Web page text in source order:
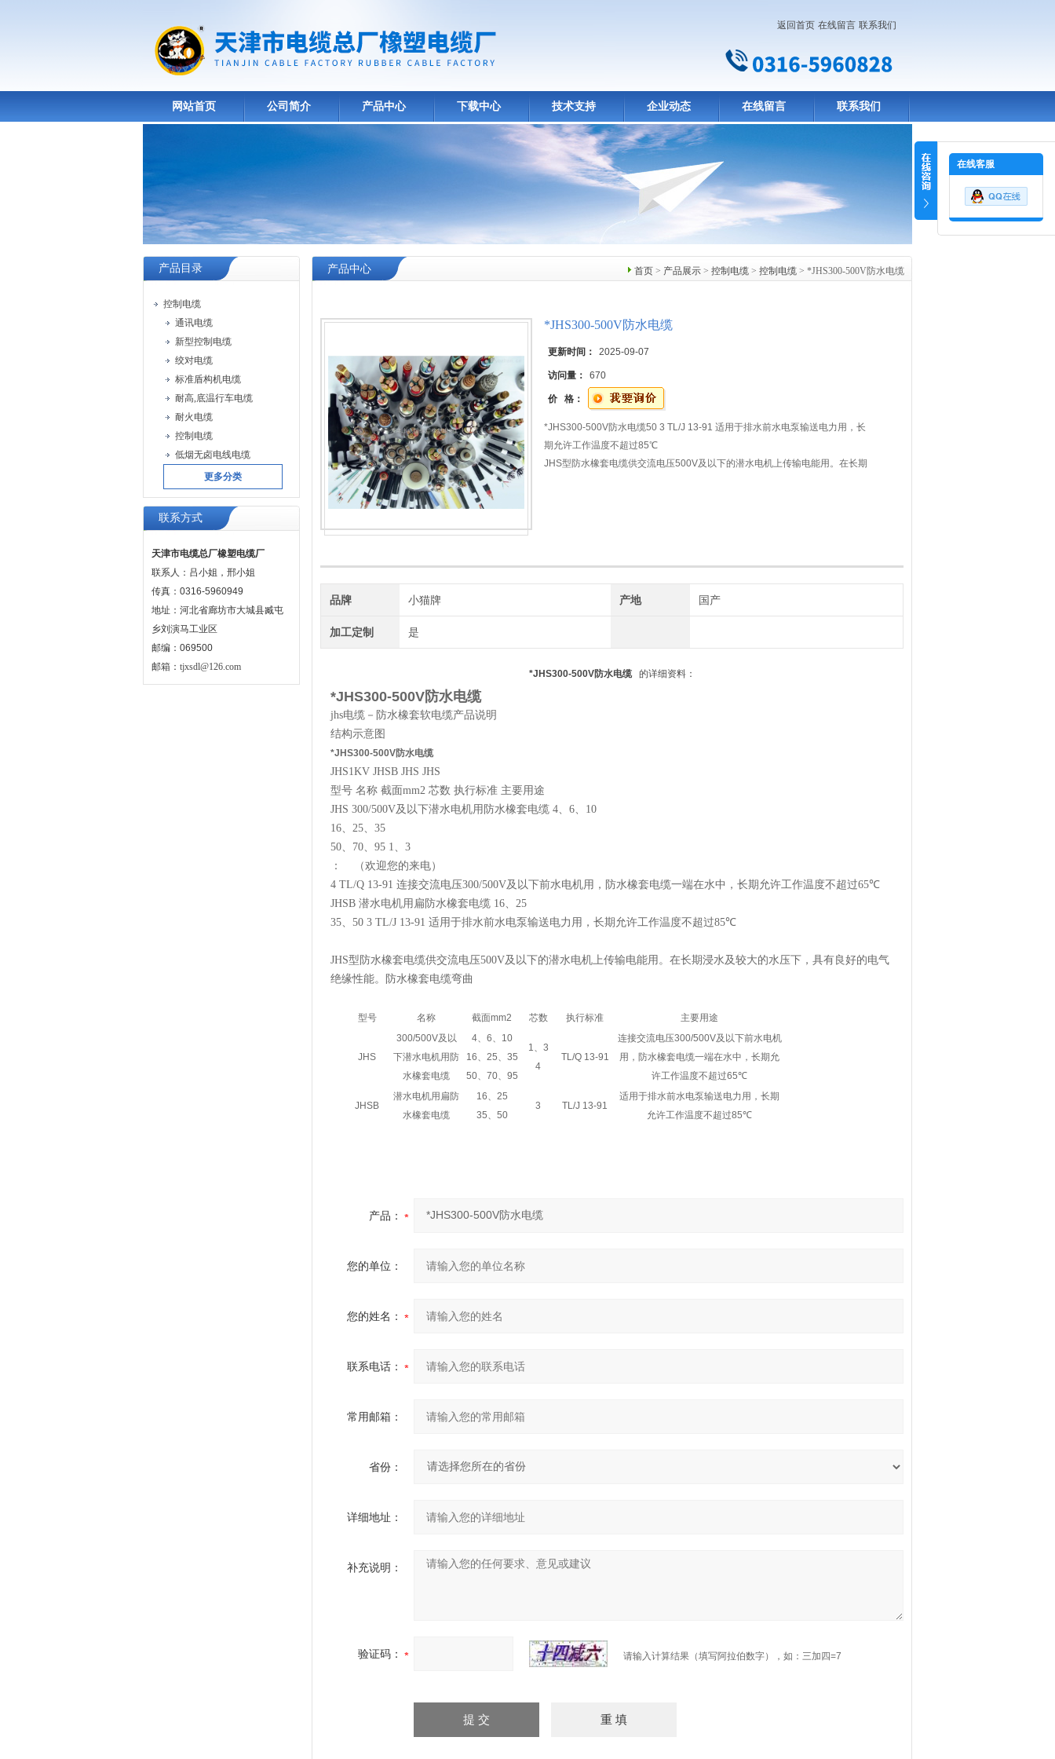
返回首页 在线留言 联系我们
网站首页 公司简介 产品中心 下载中心 技术支持 企业动态 在线留言 联系我们
产品目录
控制电缆
通讯电缆
新型控制电缆
绞对电缆
标准盾构机电缆
耐高,底温行车电缆
耐火电缆
控制电缆
低烟无卤电线电缆
更多分类
联系方式
天津市电缆总厂橡塑电缆厂
联系人：吕小姐，邢小姐
传真：0316-5960949
地址：河北省廊坊市大城县臧屯
乡刘演马工业区
邮编：069500
邮箱： tjxsdl@126.com
首页 > 产品展示 > 控制电缆 > 控制电缆 > *JHS300-500V防水电缆
产品中心
*JHS300-500V防水电缆
更新时间： 2025-09-07
访问量： 670
价 格：
*JHS300-500V防水电缆50 3 TL/J 13-91 适用于排水前水电泵输送电力用，长
期允许工作温度不超过85℃
JHS型防水橡套电缆供交流电压500V及以下的潜水电机上传输电能用。在长期
品牌 小猫牌 产地 国产
加工定制 是
*JHS300-500V防水电缆 的详细资料：
*JHS300-500V防水电缆
jhs电缆－防水橡套软电缆产品说明
结构示意图
*JHS300-500V防水电缆
JHS1KV JHSB JHS JHS
型号 名称 截面mm2 芯数 执行标准 主要用途
JHS 300/500V及以下潜水电机用防水橡套电缆 4、 6、 10
16、 25、 35
50、 70、 95 1、 3
：
（欢迎您的来电）
4 TL/Q 13-91 连接交流电压300/500V及以下前水电机用，防水橡套电缆一端在水中，长期允许工作温度不超过65℃
JHSB 潜水电机用扁防水橡套电缆 16、 25
35、 50 3 TL/J 13-91 适用于排水前水电泵输送电力用，长期允许工作温度不超过85℃
JHS型防水橡套电缆供交流电压500V及以下的潜水电机上传输电能用。在长期浸水及较大的水压下，具有良好的电气
绝缘性能。防水橡套电缆弯曲
型号 名称 截面mm2 芯数 执行标准 主要用途
JHS
300/500V及以
下潜水电机用防
水橡套电缆
4、 6、 10
16、 25、 35
50、 70、 95
1、 3
4
TL/Q 13-91
连接交流电压300/500V及以下前水电机
用，防水橡套电缆一端在水中，长期允
许工作温度不超过65℃
JHSB
潜水电机用扁防
水橡套电缆
16、 25
35、 50
3 TL/J 13-91
适用于排水前水电泵输送电力用，长期
允许工作温度不超过85℃
产品：
您的单位：
您的姓名：
联系电话：
常用邮箱：
省份：
详细地址：
补充说明：
验证码： 请输入计算结果（填写阿拉伯数字），如：三加四=7
在线客服